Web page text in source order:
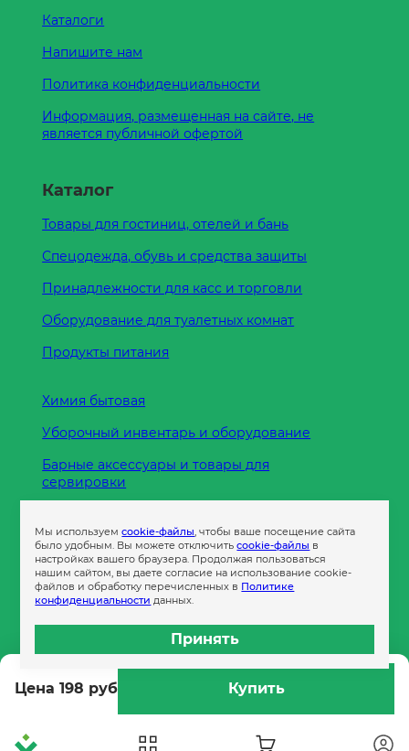
Цена 198 руб Купить
Каталоги
Напишите нам
Политика конфиденциальности
Информация, размещенная на сайте, не
является публичной офертой
Каталог
Товары для гостиниц, отелей и бань
Спецодежда, обувь и средства защиты
Принадлежности для касс и торговли
Оборудование для туалетных комнат
Продукты питания
Химия бытовая
Уборочный инвентарь и оборудование
Барные аксессуары и товары для
сервировки
Пленка
Пакеты и сумки
Контейнеры
Бумага офисная
Гигиеническая продукция
Мы используемcookie-файлы, чтобы ваше посещение сайта
было удобным. Вы можете отключитьcookie-файлы в
настройках вашего браузера. Продолжая пользоваться
нашим сайтом, вы даете согласие на использование cookie-
файлов и обработку перечисленных в Политике
конфиденциальности данных.
Принять